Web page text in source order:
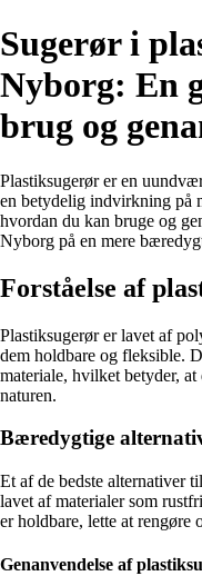
Sugerør i
Nyborg: En
brug og
Plastiksugerør er en
en betydelig indvirkning på
hvordan du kan bruge og
Nyborg på en mere
Forståelse af
Plastiksugerør er lavet af
dem holdbare og fleksible.
materiale, hvilket betyder,
naturen.
Bæredygtige
Et af de bedste alternativer
lavet af materialer som
er holdbare, lette at rengøre
Genanvendelse af